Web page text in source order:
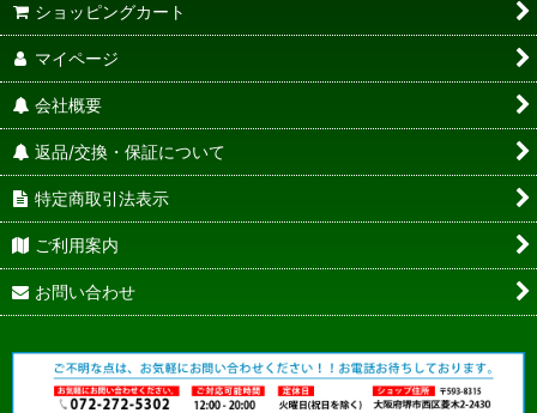
ショッピングカート
マイページ
会社概要
返品/交換・保証について
特定商取引法表示
ご利用案内
お問い合わせ